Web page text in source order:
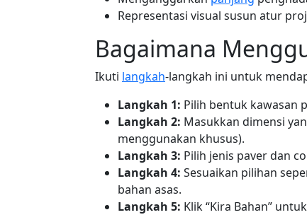
Representasi visual susun atur
Bagaimana
Ikuti langkah-langkah ini untuk
Langkah 1: Pilih bentuk kawasan
Langkah 2: Masukkan dimensi
menggunakan khusus).
Langkah 3: Pilih jenis paver dan
Langkah 4: Sesuaikan pilihan
bahan asas.
Langkah 5: Klik “Kira Bahan”